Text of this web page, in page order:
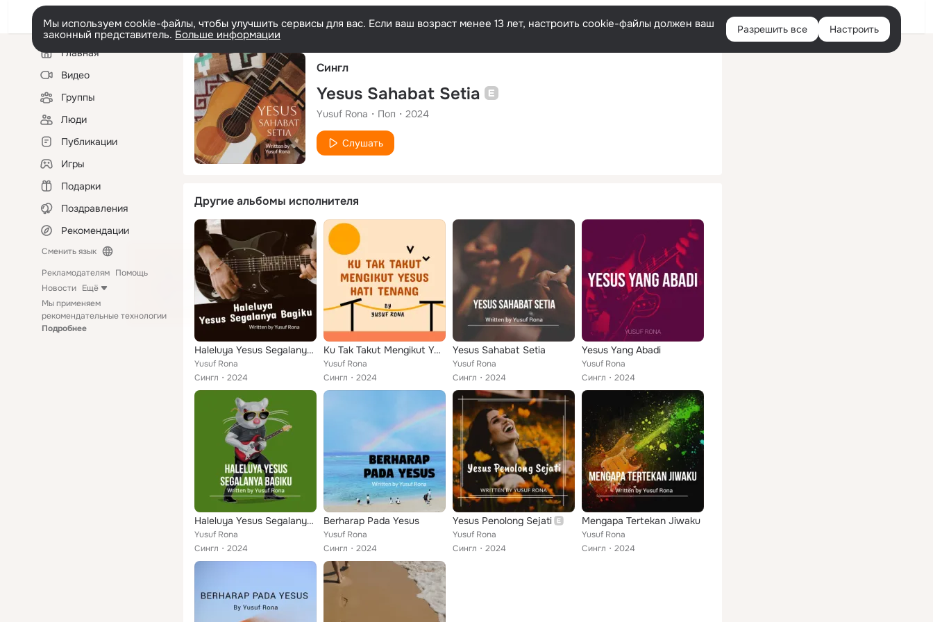
Русский Войти
Мы используем cookie-файлы, чтобы улучшить сервисы для вас. Если ваш возраст менее 13 лет, настроить cookie-файлы должен ваш
законный представитель. Больше информации Разрешить все Настроить
Левая
колонкаГлавная
Видео
Группы
Люди
Публикации
Игры
Подарки
Поздравления
Рекомендации
Сменить язык
Рекламодателям Помощь
Новости Ещё
Мы применяем
рекомендательные технологии
Подробнее
Сингл
Yesus Sahabat Setia
Yusuf Rona Поп 2024
Слушать
Другие альбомы исполнителя
Haleluya Yesus Segalanya Bagiku
Yusuf Rona
Сингл
2024
Ku Tak Takut Mengikut Yesus Hati Tenang
Yusuf Rona
Сингл
2024
Yesus Sahabat Setia
Yusuf Rona
Сингл
2024
Yesus Yang Abadi
Yusuf Rona
Сингл
2024
Haleluya Yesus Segalanya Bagiku
Yusuf Rona
Сингл
2024
Berharap Pada Yesus
Yusuf Rona
Сингл
2024
Yesus Penolong Sejati
Yusuf Rona
Сингл
2024
Mengapa Tertekan Jiwaku
Yusuf Rona
Сингл
2024